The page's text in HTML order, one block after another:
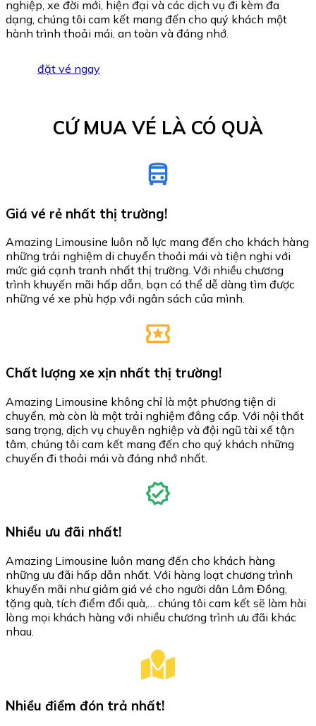
nghiệp, xe đời mới, hiện đại và các dịch vụ đi kèm đa
dạng, chúng tôi cam kết mang đến cho quý khách một
hành trình thoải mái, an toàn và đáng nhớ.
đặt vé ngay
CỨ MUA VÉ LÀ CÓ QUÀ
Giá vé rẻ nhất thị trường!
Amazing Limousine luôn nỗ lực mang đến cho khách hàng
những trải nghiệm di chuyển thoải mái và tiện nghi với
mức giá cạnh tranh nhất thị trường. Với nhiều chương
trình khuyến mãi hấp dẫn, bạn có thể dễ dàng tìm được
những vé xe phù hợp với ngân sách của mình.
Chất lượng xe xịn nhất thị trường!
Amazing Limousine không chỉ là một phương tiện di
chuyển, mà còn là một trải nghiệm đẳng cấp. Với nội thất
sang trọng, dịch vụ chuyên nghiệp và đội ngũ tài xế tận
tâm, chúng tôi cam kết mang đến cho quý khách những
chuyến đi thoải mái và đáng nhớ nhất.
Nhiều ưu đãi nhất!
Amazing Limousine luôn mang đến cho khách hàng
những ưu đãi hấp dẫn nhất. Với hàng loạt chương trình
khuyến mãi như giảm giá vé cho người dân Lâm Đồng,
tặng quà, tích điểm đổi quà,… chúng tôi cam kết sẽ làm hài
lòng mọi khách hàng với nhiều chương trình ưu đãi khác
nhau.
Nhiều điểm đón trả nhất!